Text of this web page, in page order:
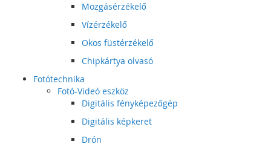
Mozgásérzékelő
Vízérzékelő
Okos füstérzékelő
Chipkártya olvasó
Fotótechnika
Fotó-Videó eszköz
Digitális fényképezőgép
Digitális képkeret
Drón